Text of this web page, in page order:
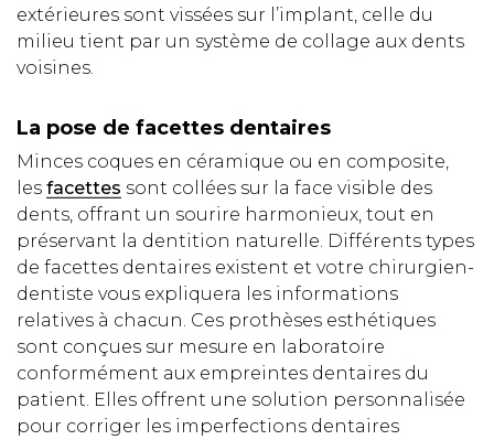
extérieures sont vissées sur l’implant, celle du
milieu tient par un système de collage aux dents
voisines.
La pose de facettes dentaires
Minces coques en céramique ou en composite,
les facettes sont collées sur la face visible des
dents, offrant un sourire harmonieux, tout en
préservant la dentition naturelle. Différents types
de facettes dentaires existent et votre chirurgien-
dentiste vous expliquera les informations
relatives à chacun. Ces prothèses esthétiques
sont conçues sur mesure en laboratoire
conformément aux empreintes dentaires du
patient. Elles offrent une solution personnalisée
pour corriger les imperfections dentaires